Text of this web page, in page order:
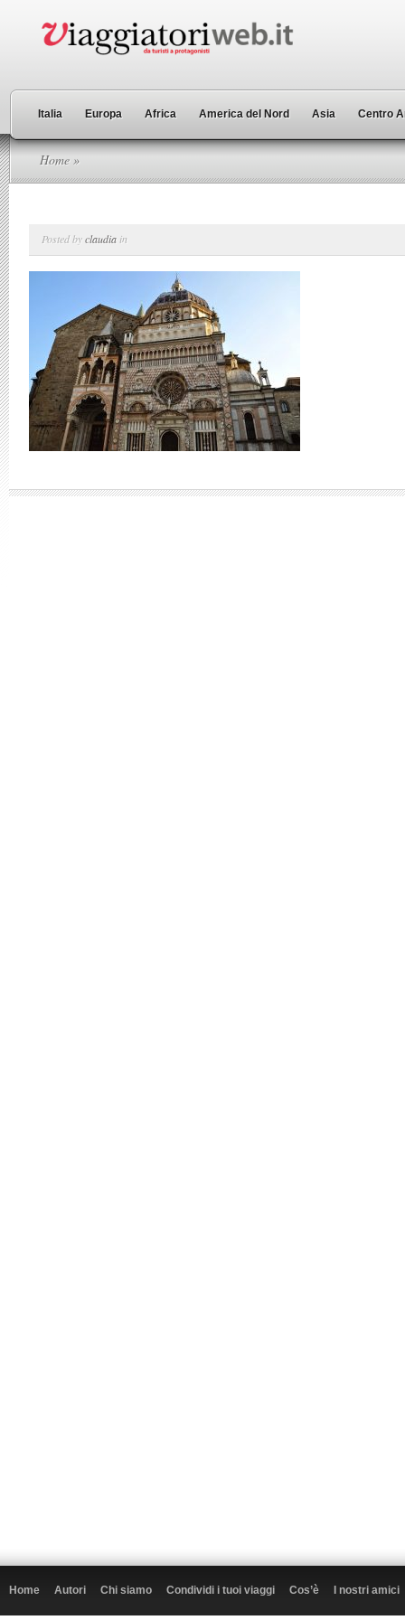
Italia Europa Africa America del Nord Asia Centro
Home »
Posted byclaudia in
Home Autori Chi siamo Condividi i tuoi viaggi Cos’è I nostri amici